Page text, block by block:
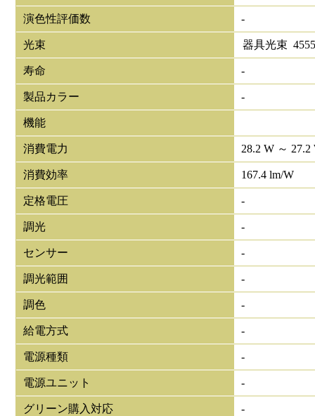
演色性評価数 -
光束 器具光束
寿命 -
製品カラー -
機能
消費電力 28.2 W ～ 27.2
消費効率 167.4 lm/W
定格電圧 -
調光 -
センサー -
調光範囲 -
調色 -
給電方式 -
電源種類 -
電源ユニット -
グリーン購入対応 -